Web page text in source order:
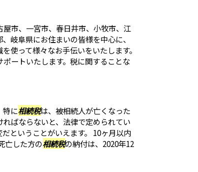
市、一宮市、春日井市、小牧市、江
岐阜県にお住まいの皆様を中心に、
使って様々なお手伝いをいたします。
ートいたします。税に関することな
特に相続税は、被相続人が亡くなった
ばならないと、法律で定められてい
ということがいえます。 10ヶ月以内
亡した方の相続税の納付は、2020年12